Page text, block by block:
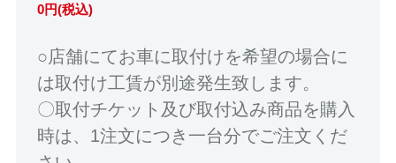
0円(税込)
○店舗にてお車に取付けを希望の場合に
は取付け工賃が別途発生致します。
〇取付チケット及び取付込み商品を購入
時は、1注文につき一台分でご注文くだ